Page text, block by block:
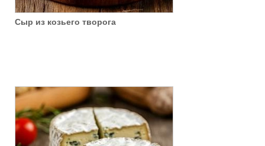
Сыр из козьего творога